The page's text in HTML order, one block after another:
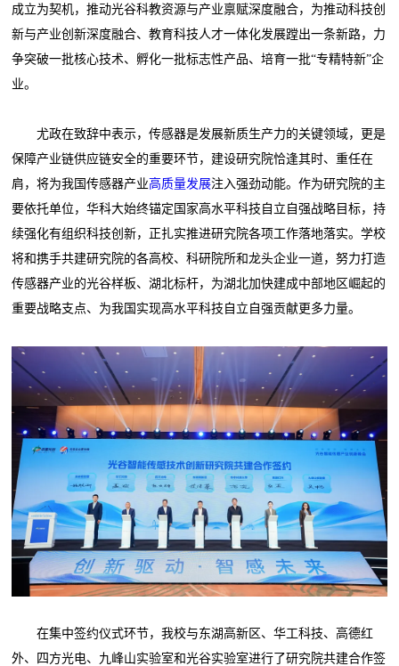
成立为契机，推动光谷科教资源与产业禀赋深度融合，为推动科技创
新与产业创新深度融合、教育科技人才一体化发展蹚出一条新路，力
争突破一批核心技术、孵化一批标志性产品、培育一批“专精特新”企
业。
尤政在致辞中表示，传感器是发展新质生产力的关键领域，更是
保障产业链供应链安全的重要环节，建设研究院恰逢其时、重任在
肩，将为我国传感器产业高质量发展注入强劲动能。作为研究院的主
要依托单位，华科大始终锚定国家高水平科技自立自强战略目标，持
续强化有组织科技创新，正扎实推进研究院各项工作落地落实。学校
将和携手共建研究院的各高校、科研院所和龙头企业一道，努力打造
传感器产业的光谷样板、湖北标杆，为湖北加快建成中部地区崛起的
重要战略支点、为我国实现高水平科技自立自强贡献更多力量。
在集中签约仪式环节，我校与东湖高新区、华工科技、高德红
外、四方光电、九峰山实验室和光谷实验室进行了研究院共建合作签